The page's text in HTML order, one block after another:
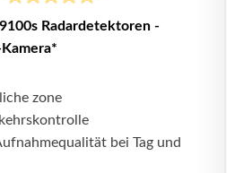
Radardetektoren -
zone
bei Tag und